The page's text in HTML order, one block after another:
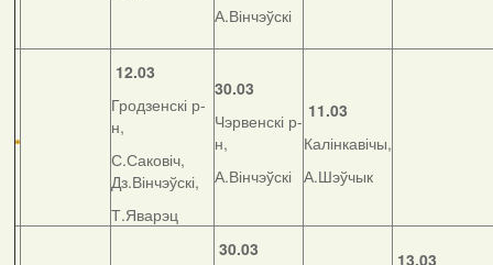
А.Вінчэўскі
12.03
Гродзенскі р-
н,
С.Саковіч,
Дз.Вінчэўскі,
Т.Яварэц
30.03
Чэрвенскі р-
н,
А.Вінчэўскі
11.03
Калінкавічы,
А.Шэўчык
30.03
13.03